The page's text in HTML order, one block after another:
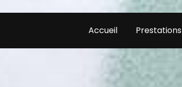
Accueil Prestations